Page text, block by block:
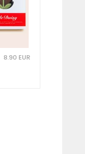
8.90 EUR